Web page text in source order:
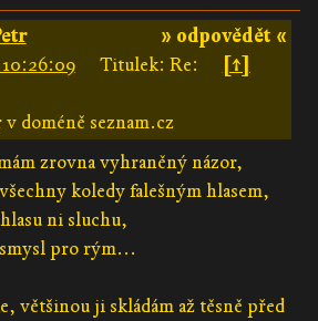
» odpovědět «
10:26:09 Titulek: Re:
[↑]
doméně seznam.cz
zrovna vyhraněný názor,
koledy falešným hlasem,
ni sluchu,
pro rým...
většinou ji skládám až těsně před